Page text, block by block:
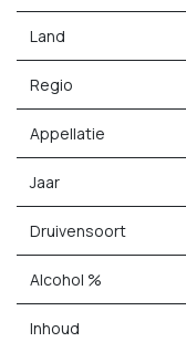
Land
Regio
Appellatie
Jaar
Druivensoort
Alcohol %
Inhoud